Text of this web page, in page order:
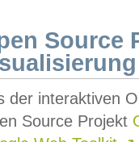
Source
der interaktiven
Source Projekt